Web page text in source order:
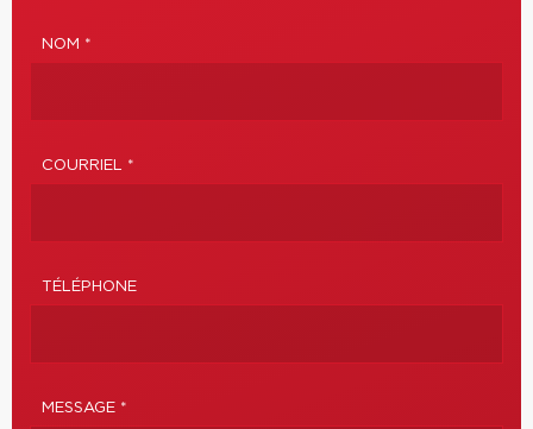
NOM *
COURRIEL *
TÉLÉPHONE
MESSAGE *